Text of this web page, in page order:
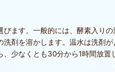
ます。一般的には、酵素入りの
剤を溶かします。温水は洗剤が
、少なくとも30分から1時間放